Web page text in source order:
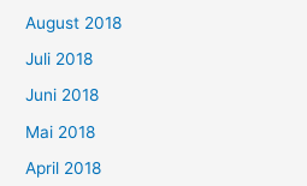
August 2018
Juli 2018
Juni 2018
Mai 2018
April 2018